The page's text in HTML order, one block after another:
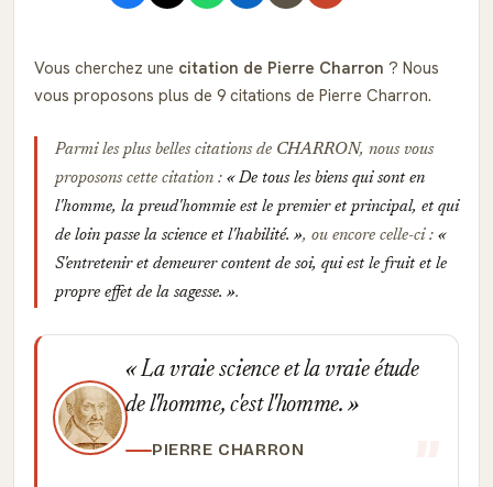
Vous cherchez une citation de Pierre Charron ? Nous
vous proposons plus de 9 citations de Pierre Charron.
Parmi les plus belles citations de CHARRON, nous vous
proposons cette citation :
De tous les biens qui sont en
l'homme, la preud'hommie est le premier et principal, et qui
de loin passe la science et l'habilité.
, ou encore celle-ci :
S'entretenir et demeurer content de soi, qui est le fruit et le
propre effet de la sagesse.
.
La vraie science et la vraie étude
de l'homme, c'est l'homme.
PIERRE CHARRON